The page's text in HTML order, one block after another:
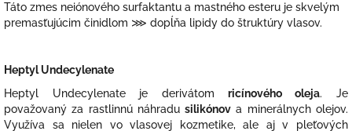
Táto zmes neiónového surfaktantu a mastného esteru je skvelým
premasťujúcim činidlom ⋙ dopĺňa lipidy do štruktúry vlasov.
Heptyl Undecylenate
Heptyl Undecylenate je derivátom
ricínového oleja. Je
považovaný za rastlinnú náhradu silikónov a minerálnych olejov.
Využíva sa nielen vo vlasovej kozmetike, ale aj v pleťových